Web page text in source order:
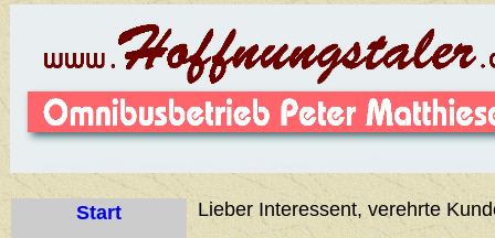
Start
Lieber Interessent, verehrte